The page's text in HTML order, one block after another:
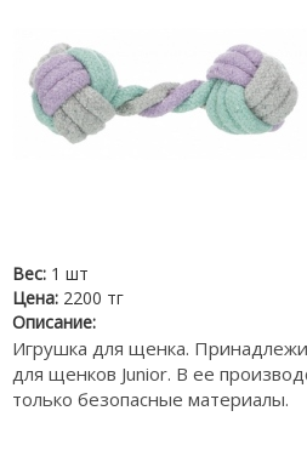
Вес: 1 шт
Цена: 2200 тг
Описание:
Игрушка для щенка.
для щенков Junior. В ее
только безопасные материалы.